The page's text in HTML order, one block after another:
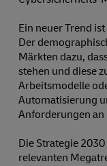
Ein neuer Trend
Der
Märkten dazu,
stehen und diese
Arbeitsmodelle
Automatisierung
Anforderungen an
Die Strategie
relevanten